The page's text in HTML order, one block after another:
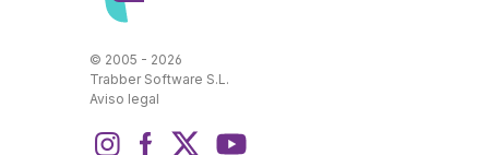
© 2005 - 2026
Trabber Software S.L.
Aviso legal